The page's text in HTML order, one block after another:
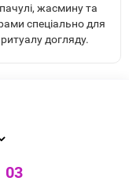
жасмину та
спеціально для
догляду.
03